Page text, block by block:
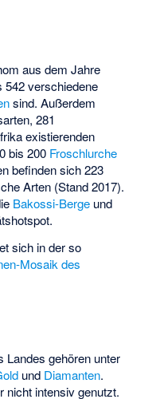
aus dem Jahre
542 verschiedene
sind. Außerdem
281
existierenden
bis 200 Froschlurche
befinden sich 223
Arten (Stand 2017).
Bakossi-Berge und
.
sich in der so
Mosaik des
Landes gehören unter
und Diamanten.
nicht intensiv genutzt.